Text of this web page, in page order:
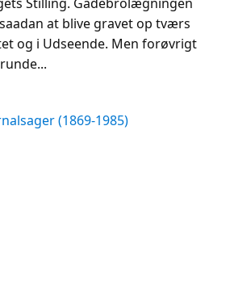
at blive gravet op tværs
og i Udseende. Men forøvrigt
(1869-1985)